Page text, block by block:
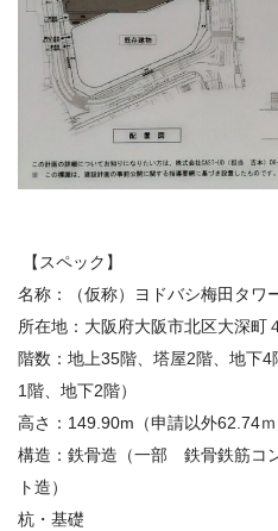
【スペック】
名称：（仮称）ヨドバシ梅田タワ
所在地：大阪府大阪市北区大深町
階数：地上35階、塔屋2階、地下4
1階、地下2階）
高さ： 149.90m （申請以外62.74ｍ
構造：鉄骨造（一部 鉄骨鉄筋コ
ト造）
杭・基礎